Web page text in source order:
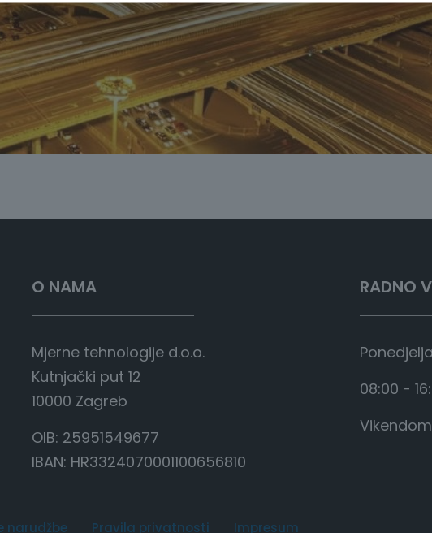
O NAMA
Mjerne tehnologije d.o.o.
Kutnjački put 12
10000 Zagreb
OIB: 25951549677
IBAN: HR3324070001100656810
RADNO
08:00 -
narudžbe Pravila privatnosti Impresum